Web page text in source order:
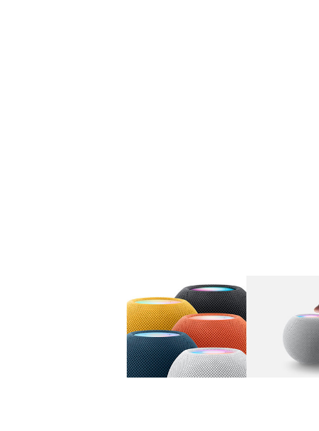
图库 图像 1